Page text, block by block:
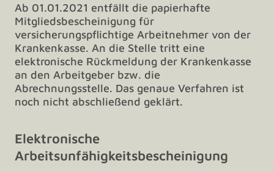
Ab 01.01.2021 entfällt die papierhafte
Mitgliedsbescheinigung für
versicherungspflichtige Arbeitnehmer von der
Krankenkasse. An die Stelle tritt eine
elektronische Rückmeldung der Krankenkasse
an den Arbeitgeber bzw. die
Abrechnungsstelle. Das genaue Verfahren ist
noch nicht abschließend geklärt.
Elektronische
Arbeitsunfähigkeitsbescheinigung